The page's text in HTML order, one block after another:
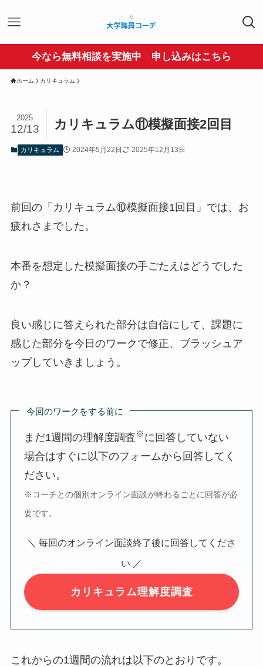
今なら無料相談を実施中 申し込みはこちら
ホーム カリキュラム
カリキュラム⑪模擬面接2回目
2025
12/13
カリキュラム 2024年5月22日 2025年12月13日
前回の「カリキュラム⑩模擬面接1回目」では、お
疲れさまでした。
本番を想定した模擬面接の手ごたえはどうでした
か？
良い感じに答えられた部分は自信にして、課題に
感じた部分を今日のワークで修正、ブラッシュア
ップしていきましょう。
今回のワークをする前に
まだ1週間の理解度調査※に回答していない
場合はすぐに以下のフォームから回答してく
ださい。
※コーチとの個別オンライン面談が終わるごとに回答が必
要です。
＼ 毎回のオンライン面談終了後に回答してくださ
い ／
カリキュラム理解度調査
これからの1週間の流れは以下のとおりです。